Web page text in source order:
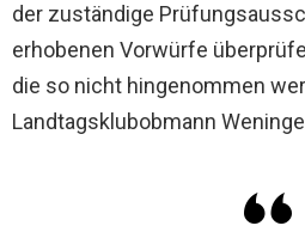
der zuständige
erhobenen Vorwürfe
die so nicht hingenommen
Landtagsklubobmann